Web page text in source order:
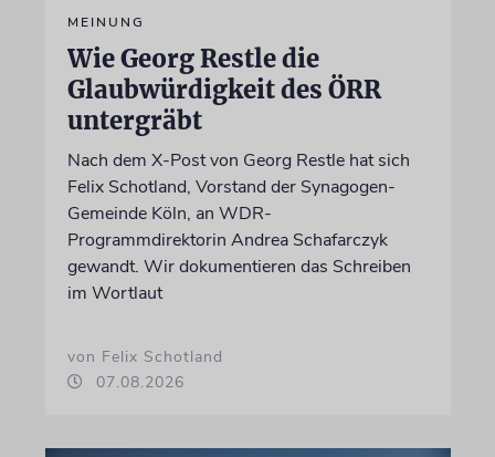
MEINUNG
Wie Georg Restle die
Glaubwürdigkeit des ÖRR
untergräbt
Nach dem X-Post von Georg Restle hat sich
Felix Schotland, Vorstand der Synagogen-
Gemeinde Köln, an WDR-
Programmdirektorin Andrea Schafarczyk
gewandt. Wir dokumentieren das Schreiben
im Wortlaut
von Felix Schotland
07.08.2026